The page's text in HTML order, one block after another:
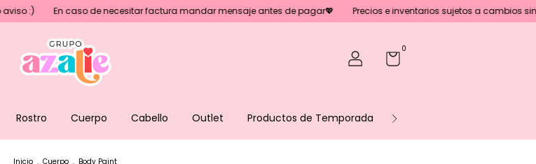
En caso de necesitar factura mandar mensaje antes de pagar💖 Precios e inventarios sujetos a cambios sin previo
0
Rostro Cuerpo Cabello Outlet Productos de Temporada
Inicio . Cuerpo . Body Paint